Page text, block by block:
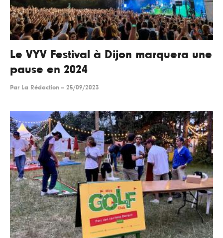
Le VYV Festival à Dijon marquera une
pause en 2024
Par La Rédaction -- 25/09/2023